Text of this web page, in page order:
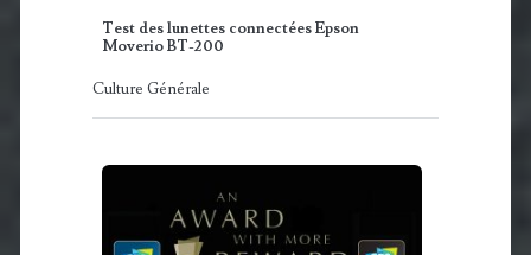
Test des lunettes connectées Epson
Moverio BT-200
Culture Générale